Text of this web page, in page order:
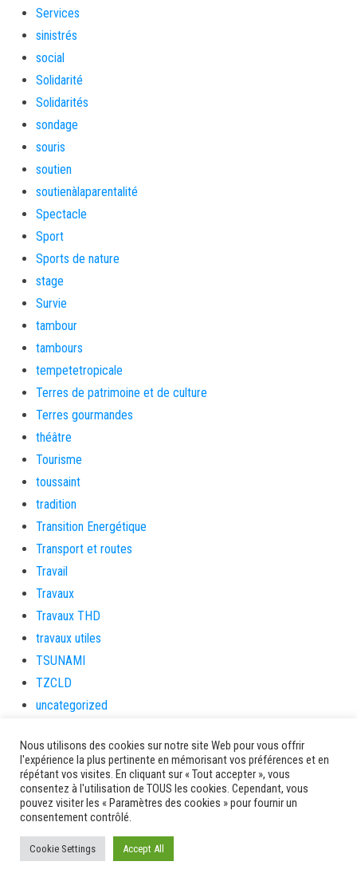
Services
sinistrés
social
Solidarité
Solidarités
sondage
souris
soutien
soutienàlaparentalité
Spectacle
Sport
Sports de nature
stage
Survie
tambour
tambours
tempetetropicale
Terres de patrimoine et de culture
Terres gourmandes
théâtre
Tourisme
toussaint
tradition
Transition Energétique
Transport et routes
Travail
Travaux
Travaux THD
travaux utiles
TSUNAMI
TZCLD
uncategorized
Video
vidététladjéko
Vie Municipale
Viechere
vigilanceROUGE
Village artisanal
Nous utilisons des cookies sur notre site Web pour vous offrir
l'expérience la plus pertinente en mémorisant vos préférences et en
répétant vos visites. En cliquant sur « Tout accepter », vous
consentez à l'utilisation de TOUS les cookies. Cependant, vous
pouvez visiter les « Paramètres des cookies » pour fournir un
consentement contrôlé.
Cookie Settings Accept All